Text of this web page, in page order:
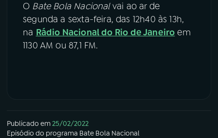
O Bate Bola Nacionalvai ao ar de
segunda a sexta-feira, das 12h40 às 13h,
na Rádio Nacional do Rio de Janeiro em
1130 AM ou 87,1 FM.
Publicado em25/02/2022
Episódio do programa Bate Bola Nacional